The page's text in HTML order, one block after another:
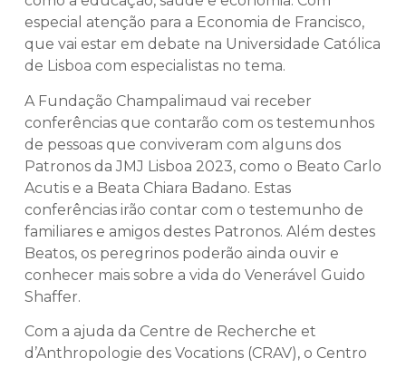
especial atenção para a Economia de Francisco,
que vai estar em debate na Universidade Católica
de Lisboa com especialistas no tema.
A Fundação Champalimaud vai receber
conferências que contarão com os testemunhos
de pessoas que conviveram com alguns dos
Patronos da JMJ Lisboa 2023, como o Beato Carlo
Acutis e a Beata Chiara Badano. Estas
conferências irão contar com o testemunho de
familiares e amigos destes Patronos. Além destes
Beatos, os peregrinos poderão ainda ouvir e
conhecer mais sobre a vida do Venerável Guido
Shaffer.
Com a ajuda da Centre de Recherche et
d’Anthropologie des Vocations (CRAV), o Centro